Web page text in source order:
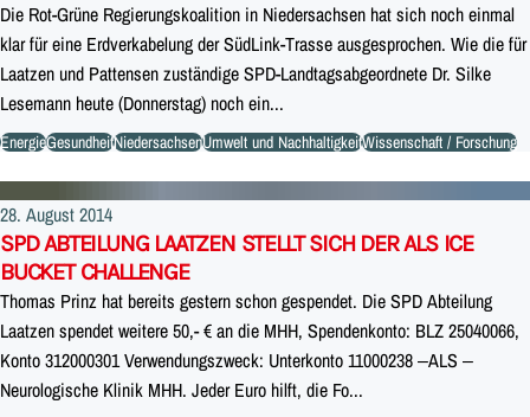
Die Rot-Grüne Regierungskoalition in Niedersachsen hat sich noch einmal
klar für eine Erdverkabelung der SüdLink-Trasse ausgesprochen. Wie die für
Laatzen und Pattensen zuständige SPD-Landtagsabgeordnete Dr. Silke
Lesemann heute (Donnerstag) noch ein...
EnergieGesundheitNiedersachsenUmwelt und NachhaltigkeitWissenschaft / Forschung
28. August 2014
SPD ABTEILUNG LAATZEN STELLT SICH DER ALS ICE
BUCKET CHALLENGE
Thomas Prinz hat bereits gestern schon gespendet. Die SPD Abteilung
Laatzen spendet weitere 50,- € an die MHH, Spendenkonto: BLZ 25040066,
Konto 312000301 Verwendungszweck: Unterkonto 11000238 –ALS –
Neurologische Klinik MHH. Jeder Euro hilft, die Fo...